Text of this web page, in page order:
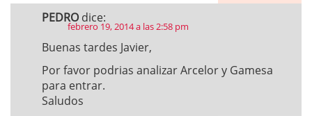
PEDRO dice:
febrero 19, 2014 a las 2:58 pm
Buenas tardes Javier,
Por favor podrias analizar Arcelor y Gamesa
para entrar.
Saludos